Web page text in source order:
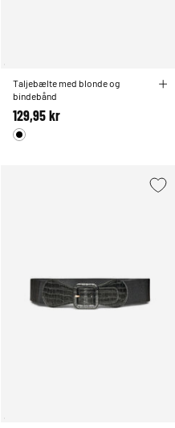
Taljebælte med blonde og
bindebånd
129,95 kr